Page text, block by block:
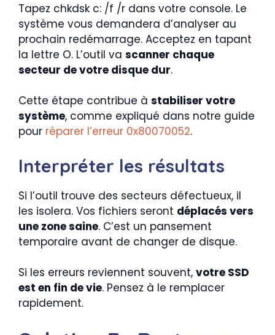
Tapez chkdsk c: /f /r dans votre console. Le
système vous demandera d’analyser au
prochain redémarrage. Acceptez en tapant
la lettre O. L’outil va scanner chaque
secteur de votre disque dur.
Cette étape contribue à stabiliser votre
système, comme expliqué dans notre guide
pour réparer l’erreur 0x80070052.
Interpréter les résultats
Si l’outil trouve des secteurs défectueux, il
les isolera. Vos fichiers seront déplacés vers
une zone saine. C’est un pansement
temporaire avant de changer de disque.
Si les erreurs reviennent souvent, votre SSD
est en fin de vie. Pensez à le remplacer
rapidement.